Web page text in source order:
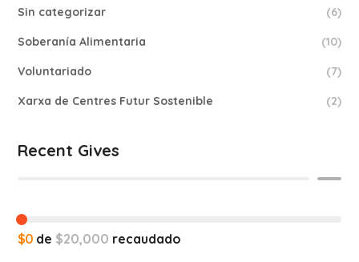
Sin categorizar (6)
Soberanía Alimentaria (10)
Voluntariado (7)
Xarxa de Centres Futur Sostenible (2)
Recent Gives
$0 de $20,000 recaudado